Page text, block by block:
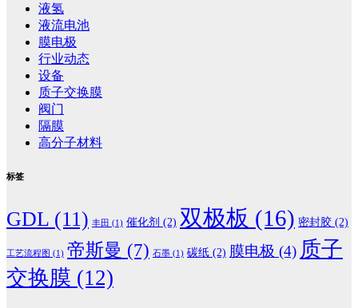
液氢
液流电池
膜电极
行业动态
设备
质子交换膜
阀门
隔膜
高分子材料
标签
GDL (11) 丰田 (1) 催化剂 (2) 双极板 (16) 密封胶 (2)
工艺流程图 (1) 帝斯曼 (7) 石墨 (1) 碳纸 (2) 膜电极 (4) 质子
交换膜 (12)